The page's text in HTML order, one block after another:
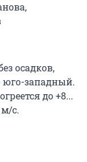
осадков,
юго-западный.
до +8...
м/с.